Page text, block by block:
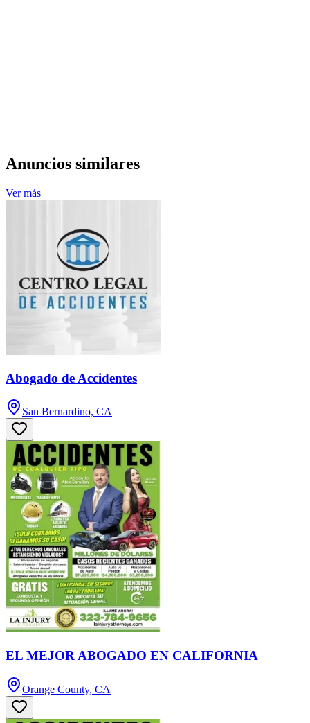
Anuncios similares
Ver más
Abogado de Accidentes
San Bernardino, CA
EL MEJOR ABOGADO EN CALIFORNIA
Orange County, CA